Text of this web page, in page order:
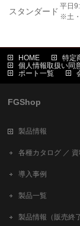
スタンダード
平日
※土
HOME 特定
個人情報取扱い同
ポート一覧
FGShop
製品情報
各種カタログ ／
導入事例
製品一覧
製品情報（販売終